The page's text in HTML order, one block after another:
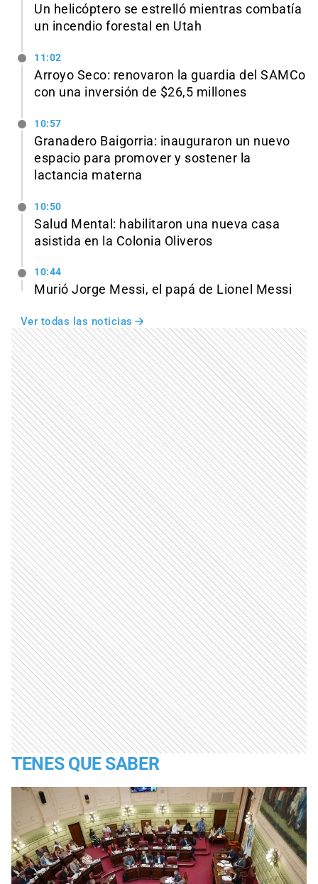
Un helicóptero se estrelló mientras combatía
un incendio forestal en Utah
11:02
Arroyo Seco: renovaron la guardia del SAMCo
con una inversión de $26,5 millones
10:57
Granadero Baigorria: inauguraron un nuevo
espacio para promover y sostener la
lactancia materna
10:50
Salud Mental: habilitaron una nueva casa
asistida en la Colonia Oliveros
10:44
Murió Jorge Messi, el papá de Lionel Messi
Ver todas las noticias
TENES QUE SABER